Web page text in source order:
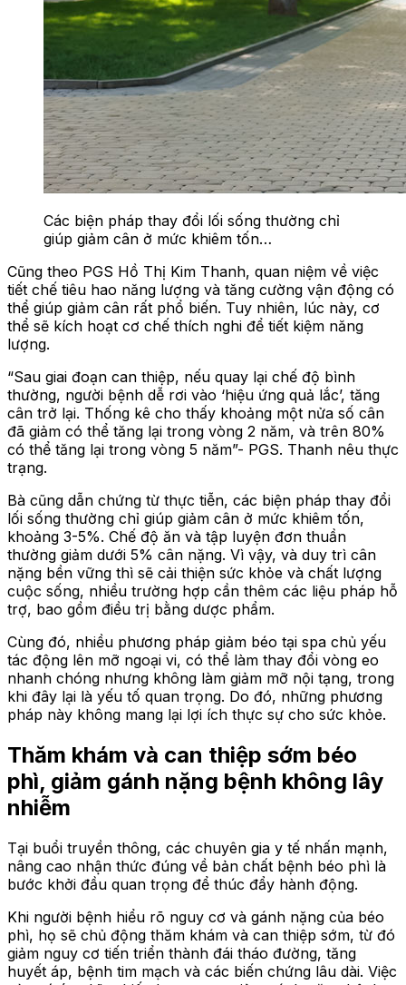
Các biện pháp thay đổi lối sống thường chỉ
giúp giảm cân ở mức khiêm tốn…
Cũng theo PGS Hồ Thị Kim Thanh, quan niệm về việc
tiết chế tiêu hao năng lượng và tăng cường vận động có
thể giúp giảm cân rất phổ biến. Tuy nhiên, lúc này, cơ
thể sẽ kích hoạt cơ chế thích nghi để tiết kiệm năng
lượng.
“Sau giai đoạn can thiệp, nếu quay lại chế độ bình
thường, người bệnh dễ rơi vào ‘hiệu ứng quả lắc’, tăng
cân trở lại. Thống kê cho thấy khoảng một nửa số cân
đã giảm có thể tăng lại trong vòng 2 năm, và trên 80%
có thể tăng lại trong vòng 5 năm”- PGS. Thanh nêu thực
trạng.
Bà cũng dẫn chứng từ thực tiễn, các biện pháp thay đổi
lối sống thường chỉ giúp giảm cân ở mức khiêm tốn,
khoảng 3-5%. Chế độ ăn và tập luyện đơn thuần
thường giảm dưới 5% cân nặng. Vì vậy, và duy trì cân
nặng bền vững thì sẽ cải thiện sức khỏe và chất lượng
cuộc sống, nhiều trường hợp cần thêm các liệu pháp hỗ
trợ, bao gồm điều trị bằng dược phẩm.
Cùng đó, nhiều phương pháp giảm béo tại spa chủ yếu
tác động lên mỡ ngoại vi, có thể làm thay đổi vòng eo
nhanh chóng nhưng không làm giảm mỡ nội tạng, trong
khi đây lại là yếu tố quan trọng. Do đó, những phương
pháp này không mang lại lợi ích thực sự cho sức khỏe.
Thăm khám và can thiệp sớm béo
phì, giảm gánh nặng bệnh không lây
nhiễm
Tại buổi truyền thông, các chuyên gia y tế nhấn mạnh,
nâng cao nhận thức đúng về bản chất bệnh béo phì là
bước khởi đầu quan trọng để thúc đẩy hành động.
Khi người bệnh hiểu rõ nguy cơ và gánh nặng của béo
phì, họ sẽ chủ động thăm khám và can thiệp sớm, từ đó
giảm nguy cơ tiến triển thành đái tháo đường, tăng
huyết áp, bệnh tim mạch và các biến chứng lâu dài. Việc